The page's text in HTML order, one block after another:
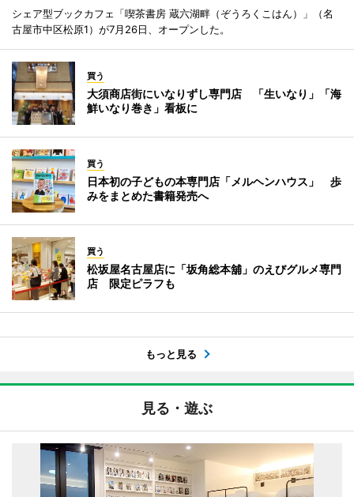
シェア型ブックカフェ「喫茶書房 蔵六湖畔（ぞうろくこはん）」（名
古屋市中区松原1）が7月26日、オープンした。
買う
大須商店街にいなりずし専門店 「生いなり」「海
鮮いなり巻き」看板に
買う
日本初の子どもの本専門店「メルヘンハウス」 歩
みをまとめた書籍発売へ
買う
松坂屋名古屋店に「坂角総本舖」のえびグルメ専門
店 限定ピラフも
もっと見る
見る・遊ぶ